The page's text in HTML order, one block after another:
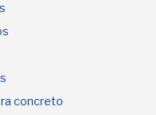
concreto